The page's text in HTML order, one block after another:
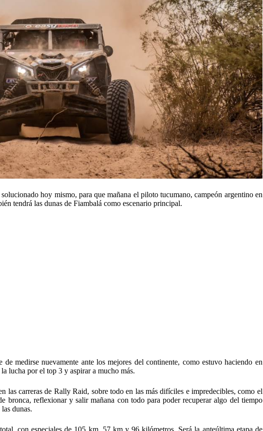
hoy mismo, para que mañana el piloto tucumano, campeón argentino en
tendrá las dunas de Fiambalá como escenario principal.
medirse nuevamente ante los mejores del continente, como estuvo haciendo en
lucha por el top 3 y aspirar a mucho más.
las carreras de Rally Raid, sobre todo en las más difíciles e impredecibles, como el
bronca, reflexionar y salir mañana con todo para poder recuperar algo del tiempo
dunas.